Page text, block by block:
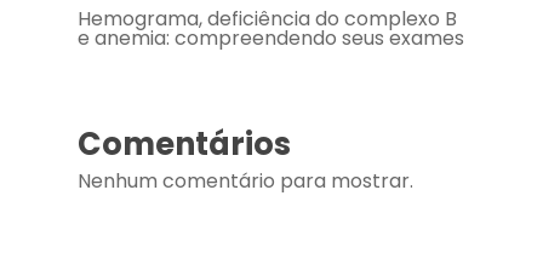
Hemograma, deficiência do complexo B
e anemia: compreendendo seus exames
Comentários
Nenhum comentário para mostrar.